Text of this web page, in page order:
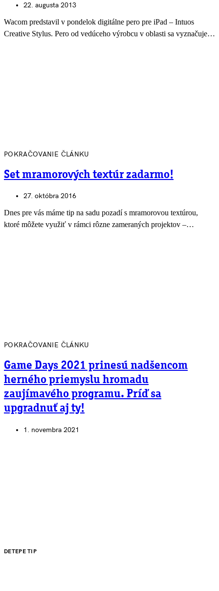
22. augusta 2013
Wacom predstavil v pondelok digitálne pero pre iPad – Intuos
Creative Stylus. Pero od vedúceho výrobcu v oblasti sa vyznačuje…
POKRAČOVANIE ČLÁNKU
Set mramorových textúr zadarmo!
27. októbra 2016
Dnes pre vás máme tip na sadu pozadí s mramorovou textúrou,
ktoré môžete využiť v rámci rôzne zameraných projektov –…
POKRAČOVANIE ČLÁNKU
Game Days 2021 prinesú nadšencom
herného priemyslu hromadu
zaujímavého programu. Príď sa
upgradnuť aj ty!
1. novembra 2021
DETEPE TIP